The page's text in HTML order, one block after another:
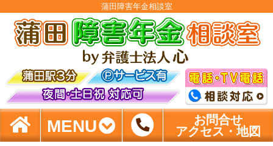
蒲田障害年金相談室
MENU
お問合せ
アクセス・地図